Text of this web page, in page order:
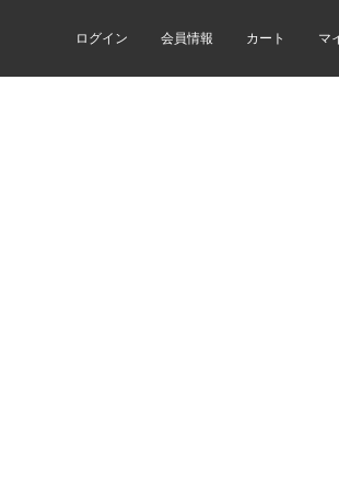
ログイン 会員情報 カート マ